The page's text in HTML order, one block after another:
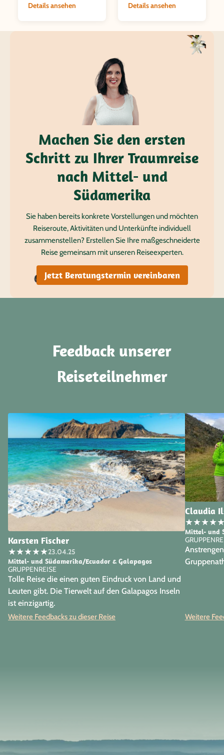
Details ansehen
Details ansehen
Machen Sie den ersten
Schritt zu Ihrer Traumreise
nach Mittel- und
Südamerika
Sie haben bereits konkrete Vorstellungen und möchten
Reiseroute, Aktivitäten und Unterkünfte individuell
zusammenstellen? Erstellen Sie Ihre maßgeschneiderte
Reise gemeinsam mit unseren Reiseexperten.
Jetzt Beratungstermin vereinbaren
Feedback unserer
Reiseteilnehmer
Karsten Fischer
★★★★★23.04.25
Mittel- und Südamerika/Ecuador & Galapagos
GRUPPENREISE
Tolle Reise die einen guten Eindruck von Land und
Leuten gibt. Die Tierwelt auf den Galapagos Inseln
ist einzigartig.
Weitere Feedbacks zu dieser Reise
Claudia
★★★★
Mittel- und
Weitere